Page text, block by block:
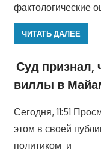
фактологические
ЧИТАТЬ ДАЛЕЕ
Суд признал,
виллы в
Сегодня, 11:51
этом в своей
политиком и